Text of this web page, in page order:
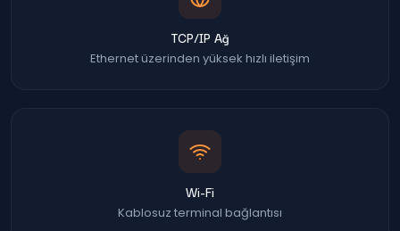
TCP/IP Ağ
Ethernet üzerinden yüksek hızlı iletişim
Wi-Fi
Kablosuz terminal bağlantısı